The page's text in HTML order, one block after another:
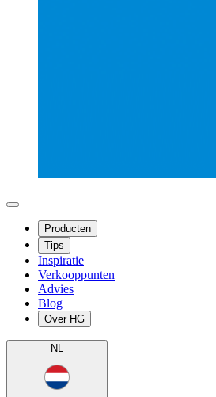
Producten
Tips
Inspiratie
Verkooppunten
Advies
Blog
Over HG
NL